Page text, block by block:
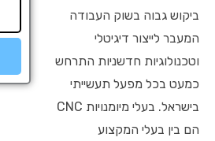
ביקוש גבוה בשוק העבודה
המעבר לייצור דיגיטלי
וטכנולוגיות חדשניות התרחש
כמעט בכל מפעל תעשייתי
בישראל. בעלי מיומנויות CNC
הם בין בעלי המקצוע